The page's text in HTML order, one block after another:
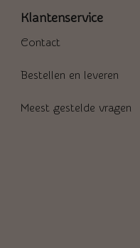
Klantenservice
Contact
Bestellen en leveren
Meest gestelde vragen